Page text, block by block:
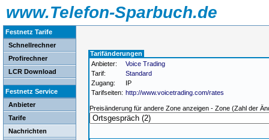
www.Telefon-Sparbuch.de
Festnetz Tarife
Schnellrechner
Profirechner
LCR Download
Festnetz Service
Anbieter
Tarife
Nachrichten
Tarifänderungen
Anbieter:
Voice Trading
Tarif:
Standard
Zugang:
IP
Tarifseiten: http://www.voicetrading.com/rates
Preisänderung für andere Zone anzeigen - Zone (Zahl der